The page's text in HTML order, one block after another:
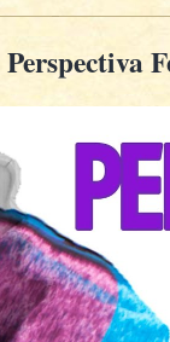
Perspectiva